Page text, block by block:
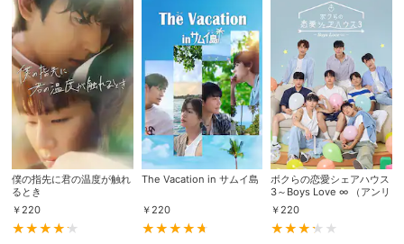
視聴デバイス一覧
スマホなどでRakuten TVを視聴する際のデ
バイス連携の設定ができます。
パスコード設定
視聴年齢制限の変更時にパスコード入力が
求められるのでお子さまがいても安心で
す。
メルマガ
メルマガの配信停止、配信先のメールアド
レスの変更が可能です。
定額見放題解約
定額見放題コンテンツの解約はこちらから
可能です。
僕の指先に君の温度が触れ
るとき
￥ 220
The Vacation in サムイ島
￥ 220
ボクらの恋愛シェアハウス
3～Boys Love ∞ （アンリ
ミテッド）～
￥ 220